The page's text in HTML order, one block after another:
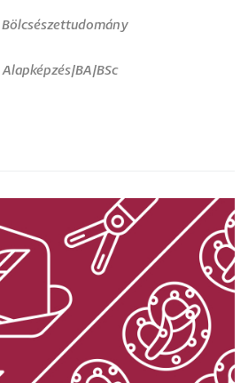
Bölcsészettudomány
Alapképzés/BA/BSc